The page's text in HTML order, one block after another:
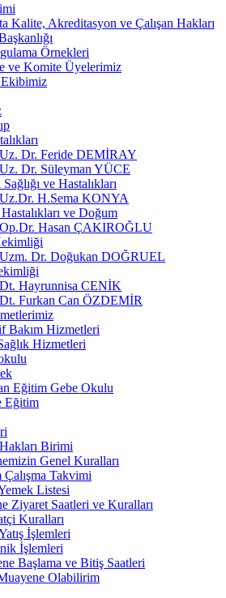
Kalite, Akreditasyon ve Çalışan Hakları
Örnekleri
ve Komite Üyelerimiz
Uz. Dr. Feride DEMİRAY
Uz. Dr. Süleyman YÜCE
ve Hastalıkları
Uz.Dr. H.Sema KONYA
ve Doğum
Op.Dr. Hasan ÇAKIROĞLU
Uzm. Dr. Doğukan DOĞRUEL
Dt. Hayrunnisa CENİK
Dt. Furkan Can ÖZDEMİR
Bakım Hizmetleri
Hizmetleri
Eğitim Gebe Okulu
Eğitim
Birimi
Genel Kuralları
Takvimi
Listesi
Ziyaret Saatleri ve Kuralları
Kuralları
İşlemleri
İşlemleri
Başlama ve Bitiş Saatleri
Olabilirim